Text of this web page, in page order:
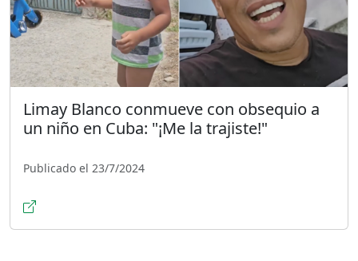
Limay Blanco conmueve con obsequio a
un niño en Cuba: "¡Me la trajiste!"
Publicado el 23/7/2024